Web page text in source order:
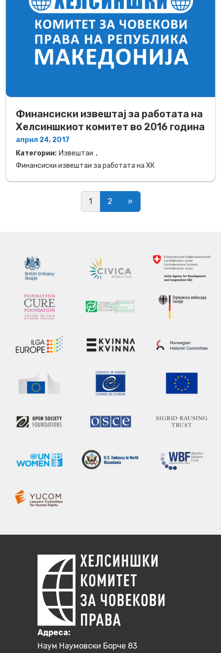
Финансиски извештај за работата на
Хелсиншкиот комитет во 2016 година
април 24, 2017
Категории: Извештаи ,
Финансиски извештаи за работата на ХК
Posts navigation
1 2 »
Aдреса:
Наум Наумовски Борче 83